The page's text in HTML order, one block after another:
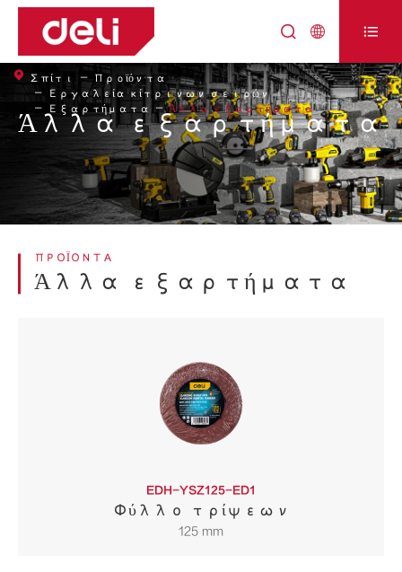
  
Άλλα εξαρτήματα
Σπίτι
Προϊόντα
Εργαλεία κίτρινων σειρών
Εξαρτήματα
Άλλα εξαρτήματα
ΠΡΟΪΌΝΤΑ
Άλλα εξαρτήματα
EDH-YSZ125-ED1
Φύλλο τρίψεων
125 mm